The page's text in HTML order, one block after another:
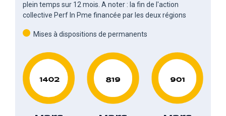
plein temps sur 12 mois. A noter : la fin de l'action
collective Perf In Pme financée par les deux régions
Mises à dispositions de permanents